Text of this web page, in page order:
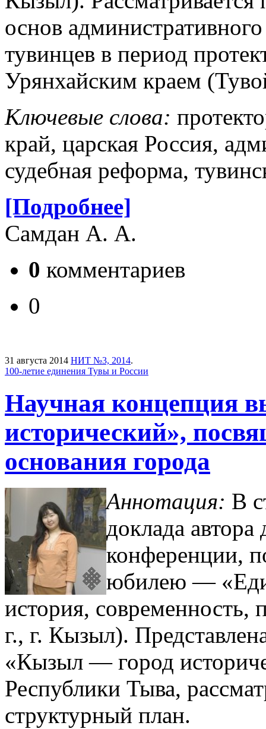
основ
тувинцев в период
Урянхайским краем
Ключевые слова:
край, царская Россия,
судебная реформа,
[Подробнее]
Самдан А. А.
0 комментариев
0
31 августа 2014 НИТ №3, 2014.
100-летие единения Тувы и России
Научная концепция
исторический»,
основания города
Аннотация: В
доклада
конференции,
юбилею —
история, современность,
г., г. Кызыл).
«Кызыл — город
Республики Тыва,
структурный план.